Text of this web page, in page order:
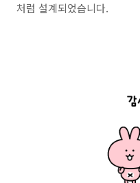
처럼 설계되었습니다.